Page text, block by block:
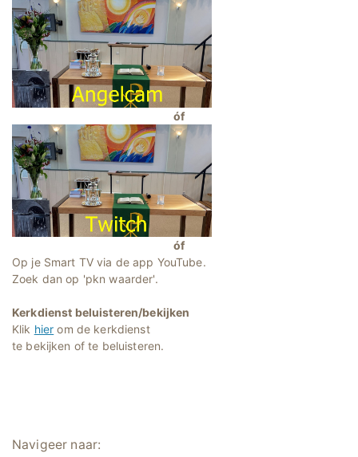
óf
óf
Op je Smart TV via de app YouTube.
Zoek dan op 'pkn waarder'.
Kerkdienst beluisteren/bekijken
Klik hier om de kerkdienst
te bekijken of te beluisteren.
Navigeer naar: